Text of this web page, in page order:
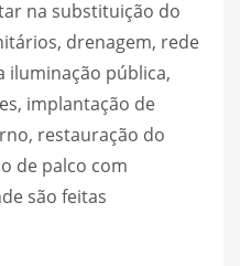
na substituição do
drenagem, rede
iluminação pública,
implantação de
restauração do
de palco com
são feitas